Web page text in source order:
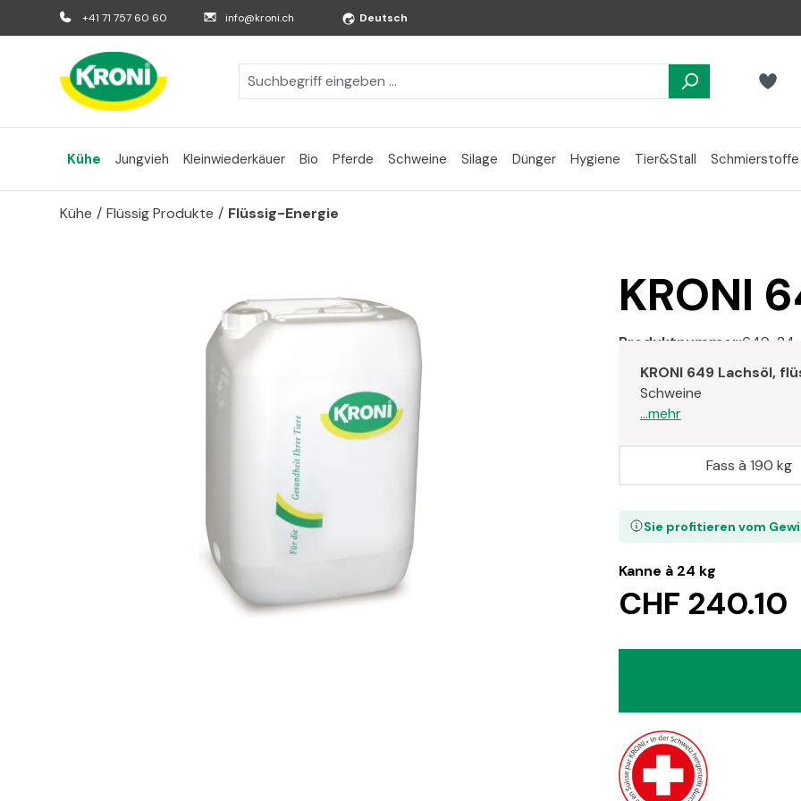
Hauptinhalt springen
Zur Suche springen
Zur Hauptnavigation springen
+41 71 757 60 60 info@kroni.ch Deutsch
Kühe Jungvieh Kleinwiederkäuer Bio Pferde Schweine Silage Dünger Hygiene Tier&Stall Schmierstoffe
Kühe / Flüssig Produkte / Flüssig-Energie
KRONI
Produktnummer:649-24
KRONI 649 Lachsöl,
Schweine
...mehr
Kanne à 24 kg
CHF 240.10
Sie profitieren vom
Fass à 190 kg